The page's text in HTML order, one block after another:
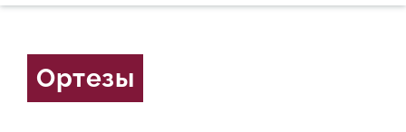
Ортезы